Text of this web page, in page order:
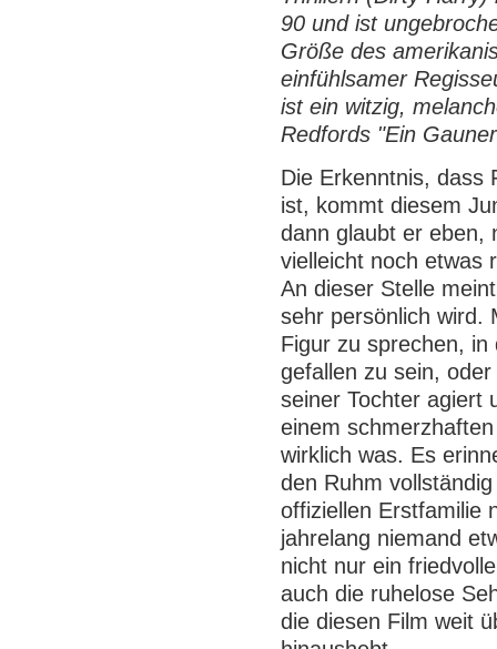
90 und ist
Größe des
einfühlsamer
ist ein witzig,
Redfords "Ein
Die Erkenntnis, dass
ist, kommt diesem
dann glaubt er eben,
vielleicht noch etwas
An dieser Stelle
sehr persönlich wird.
Figur zu sprechen,
gefallen zu sein,
seiner Tochter agiert
einem
wirklich was. Es
den Ruhm
offiziellen Erstfamilie
jahrelang niemand
nicht nur ein
auch die ruhelose
die diesen Film weit